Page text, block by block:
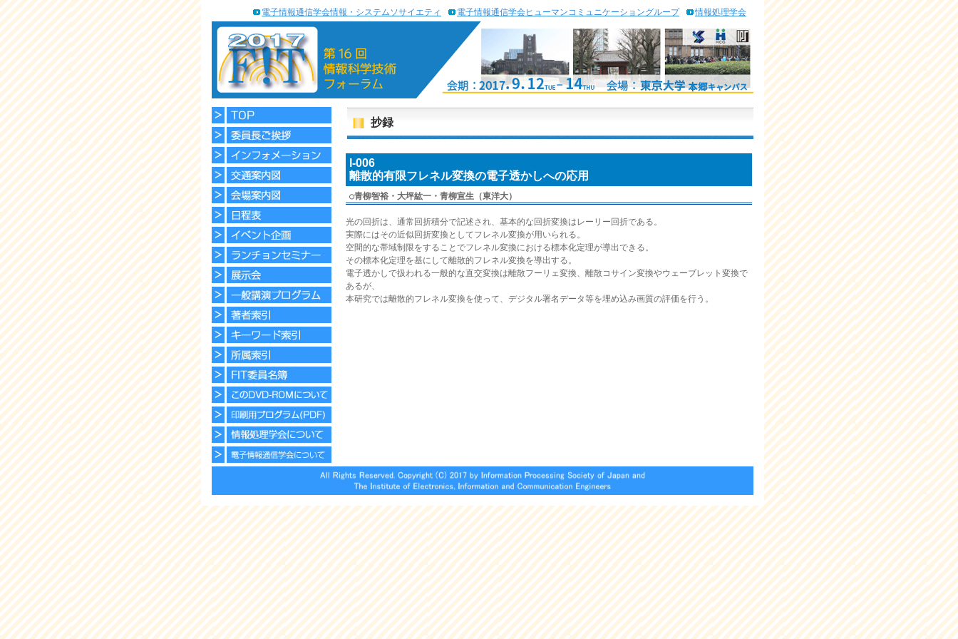
電子情報通信学会情報・システムソサイエティ 電子情報通信学会ヒューマンコミュニケーショングループ 情報処理学会
抄録
I-006
離散的有限フレネル変換の電子透かしへの応用
○青柳智裕・大坪紘一・青柳宣生（東洋大）
光の回折は、通常回折積分で記述され、基本的な回折変換はレーリー回折である。
実際にはその近似回折変換としてフレネル変換が用いられる。
空間的な帯域制限をすることでフレネル変換における標本化定理が導出できる。
その標本化定理を基にして離散的フレネル変換を導出する。
電子透かしで扱われる一般的な直交変換は離散フーリェ変換、離散コサイン変換やウェーブレット変換で
あるが、
本研究では離散的フレネル変換を使って、デジタル署名データ等を埋め込み画質の評価を行う。